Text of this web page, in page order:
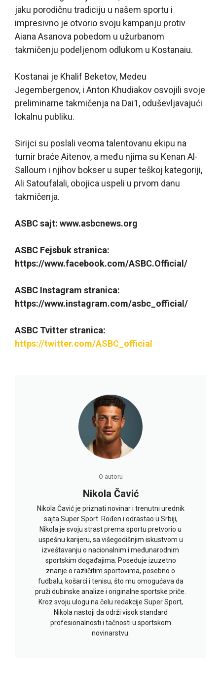
jaku porodičnu tradiciju u našem sportu i
impresivno je otvorio svoju kampanju protiv
Aiana Asanova pobedom u užurbanom
takmičenju podeljenom odlukom u Kostanaiu.
Kostanai je Khalif Beketov, Medeu
Jegembergenov, i Anton Khudiakov osvojili svoje
preliminarne takmičenja na Dai1, oduševljavajući
lokalnu publiku.
Sirijci su poslali veoma talentovanu ekipu na
turnir braće Aitenov, a među njima su Kenan Al-
Salloum i njihov bokser u super teškoj kategoriji,
Ali Satoufalali, obojica uspeli u prvom danu
takmičenja.
ASBC sajt: www.asbcnews.org
ASBC Fejsbuk stranica:
https://www.facebook.com/ASBC.Official/
ASBC Instagram stranica:
https://www.instagram.com/asbc_official/
ASBC Tvitter stranica:
https://twitter.com/ASBC_official
O autoru
Nikola Čavić
Nikola Čavić je priznati novinar i trenutni urednik
sajta Super Sport. Rođen i odrastao u Srbiji,
Nikola je svoju strast prema sportu pretvorio u
uspešnu karijeru, sa višegodišnjim iskustvom u
izveštavanju o nacionalnim i međunarodnim
sportskim događajima. Poseduje izuzetno
znanje o različitim sportovima, posebno o
fudbalu, košarci i tenisu, što mu omogućava da
pruži dubinske analize i originalne sportske priče.
Kroz svoju ulogu na čelu redakcije Super Sport,
Nikola nastoji da održi visok standard
profesionalnosti i tačnosti u sportskom
novinarstvu.